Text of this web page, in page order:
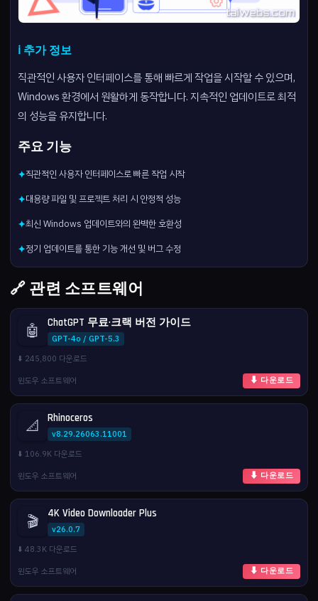
ℹ️ 추가 정보
직관적인 사용자 인터페이스를 통해 빠르게 작업을 시작할 수 있으며,
Windows 환경에서 원활하게 동작합니다. 지속적인 업데이트로 최적
의 성능을 유지합니다.
주요 기능
✦직관적인 사용자 인터페이스로 빠른 작업 시작
✦대용량 파일 및 프로젝트 처리 시 안정적 성능
✦최신 Windows 업데이트와의 완벽한 호환성
✦정기 업데이트를 통한 기능 개선 및 버그 수정
🔗 관련 소프트웨어
🤖 ChatGPT 무료·크랙 버전 가이드
GPT-4o / GPT-5.3
⬇️ 245,800 다운로드
윈도우 소프트웨어
⬇ 다운로드
📐 Rhinoceros
v8.29.26063.11001
⬇️ 106.9K 다운로드
윈도우 소프트웨어
⬇ 다운로드
🎬 4K Video Downloader Plus
v26.0.7
⬇️ 48.3K 다운로드
윈도우 소프트웨어
⬇ 다운로드